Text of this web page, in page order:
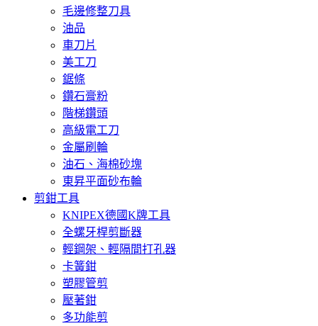
毛邊修整刀具
油品
車刀片
美工刀
鋸條
鑽石膏粉
階梯鑽頭
高級電工刀
金屬刷輪
油石、海棉砂塊
東昇平面砂布輪
剪鉗工具
KNIPEX德國K牌工具
全螺牙桿剪斷器
輕鋼架、輕隔間打孔器
卡簧鉗
塑膠管剪
壓著鉗
多功能剪